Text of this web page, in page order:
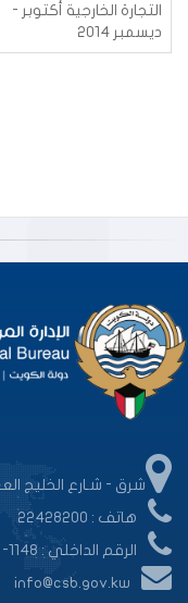
التجارة الخارجية أكتوبر -
ديسمبر 2014
شرق - شـارع الخليج
هاتف : 22428200
الرقم الداخلي : 1148- 1231 - 1320
info@csb.gov.kw